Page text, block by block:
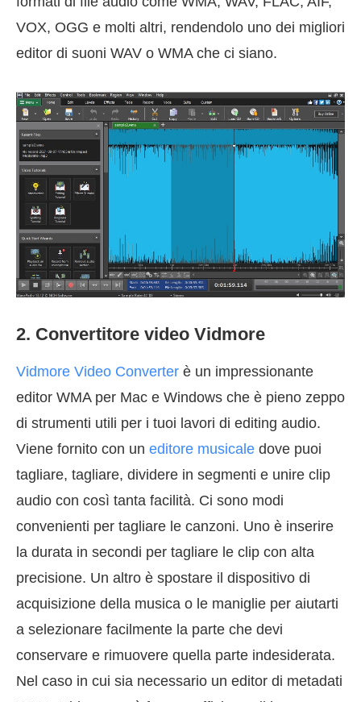
VOX, OGG e molti altri, rendendolo uno dei migliori
editor di suoni WAV o WMA che ci siano.
2. Convertitore video Vidmore
Vidmore Video Converter è un impressionante
editor WMA per Mac e Windows che è pieno zeppo
di strumenti utili per i tuoi lavori di editing audio.
Viene fornito con un editore musicale dove puoi
tagliare, tagliare, dividere in segmenti e unire clip
audio con così tanta facilità. Ci sono modi
convenienti per tagliare le canzoni. Uno è inserire
la durata in secondi per tagliare le clip con alta
precisione. Un altro è spostare il dispositivo di
acquisizione della musica o le maniglie per aiutarti
a selezionare facilmente la parte che devi
conservare e rimuovere quella parte indesiderata.
Nel caso in cui sia necessario un editor di metadati